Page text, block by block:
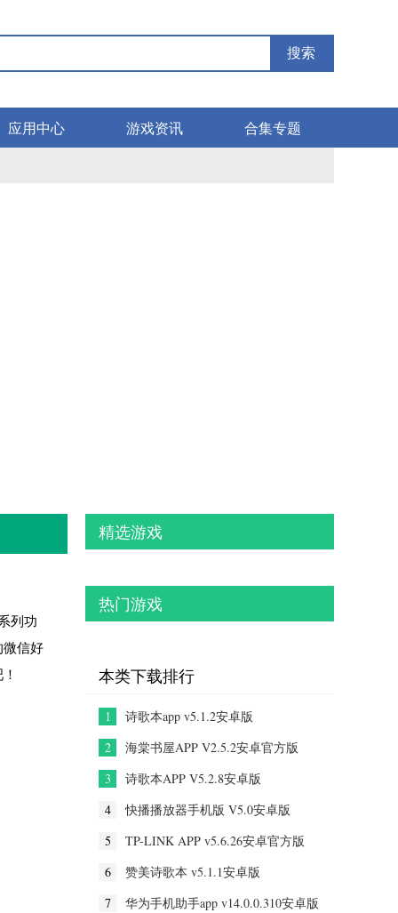
搜索
应用中心 游戏资讯 合集专题
列功
信好
精选游戏
热门游戏
本类下载排行
1
诗歌本app v5.1.2安卓版
2
海棠书屋APP V2.5.2安卓官方版
3
诗歌本APP V5.2.8安卓版
4
快播播放器手机版 V5.0安卓版
5
TP-LINK APP v5.6.26安卓官方版
6
赞美诗歌本 v5.1.1安卓版
7
华为手机助手app v14.0.0.310安卓版